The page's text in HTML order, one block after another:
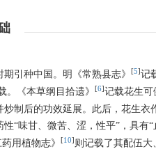
引种中国。明《常熟县志》
[5]记
。《本草纲目拾遗》
[6]记载花生可
制后的功效延展。此后，花生
性“味甘、微苦、涩，性平”，具有
用植物志》
[10] 则记载了其配伍大